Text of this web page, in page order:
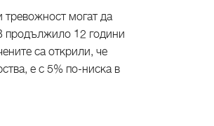
тревожност могат да
продължило 12 години
са открили, че
е с 5% по-ниска в